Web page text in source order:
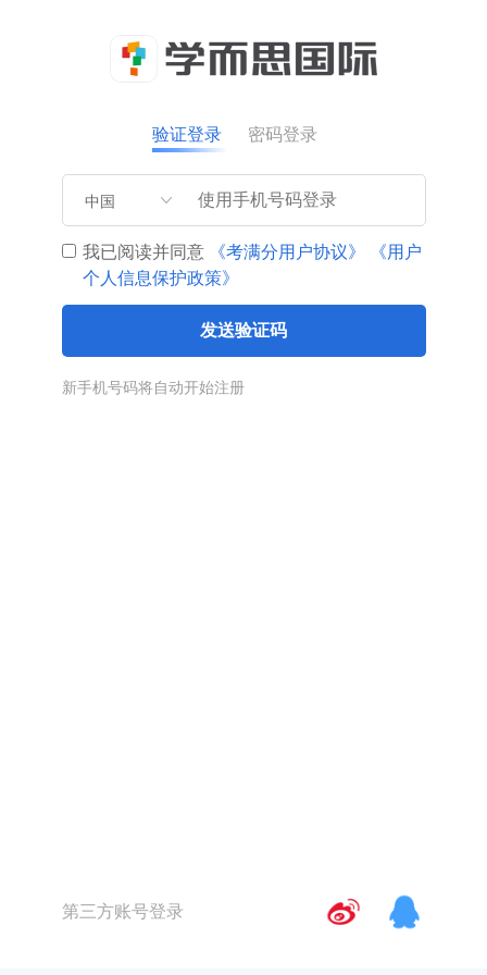
验证登录 密码登录
中国
我已阅读并同意 《考满分用户协议》
《用户
个人信息保护政策》
发送验证码
新手机号码将自动开始注册
第三方账号登录